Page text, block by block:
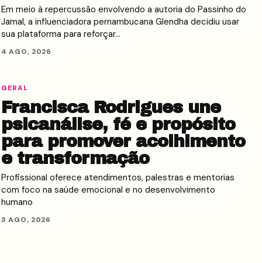
Em meio à repercussão envolvendo a autoria do Passinho do
Jamal, a influenciadora pernambucana Glendha decidiu usar
sua plataforma para reforçar…
4 AGO, 2026
GERAL
Francisca Rodrigues une
psicanálise, fé e propósito
para promover acolhimento
e transformação
Profissional oferece atendimentos, palestras e mentorias
com foco na saúde emocional e no desenvolvimento
humano
3 AGO, 2026